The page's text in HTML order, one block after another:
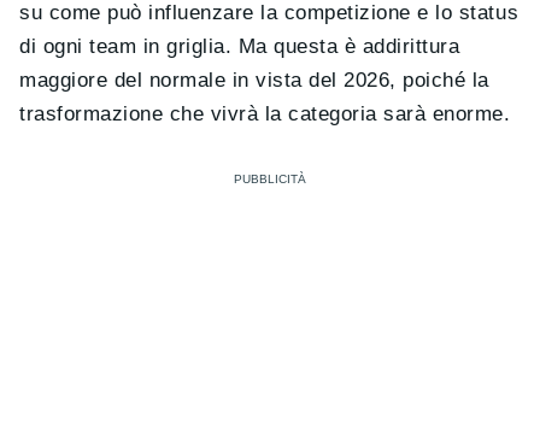
su come può influenzare la competizione e lo status
di ogni team in griglia. Ma questa è addirittura
maggiore del normale in vista del 2026, poiché la
trasformazione che vivrà la categoria sarà enorme.